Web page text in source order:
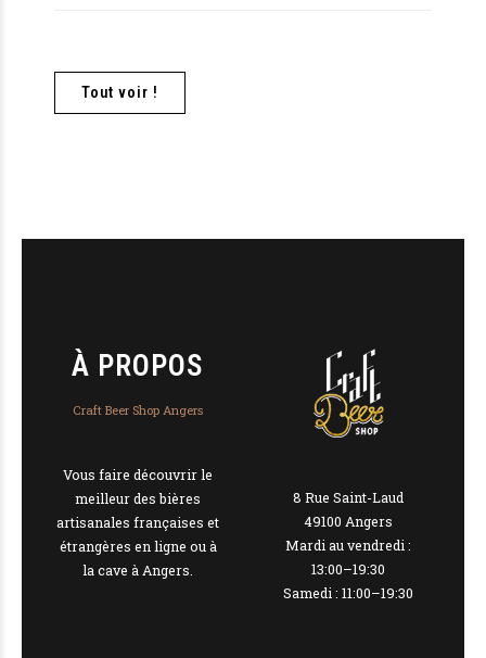
Tout voir !
À PROPOS
Craft Beer Shop Angers
Vous faire découvrir le
meilleur des bières
artisanales françaises et
étrangères en ligne ou à
la cave à Angers.
8 Rue Saint-Laud
49100 Angers
Mardi au vendredi :
13:00–19:30
Samedi : 11:00–19:30